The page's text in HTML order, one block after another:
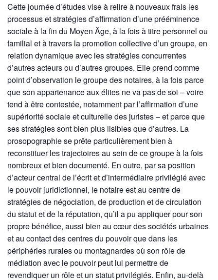
Cette journée d’études vise à relire à nouveaux frais les
processus et stratégies d’affirmation d’une prééminence
sociale à la fin du Moyen Âge, à la fois à titre personnel ou
familial et à travers la promotion collective d’un groupe, en
relation dynamique avec les stratégies concurrentes
d’autres acteurs ou d’autres groupes. Elle prend comme
point d’observation le groupe des notaires, à la fois parce
que son appartenance aux élites ne va pas de soi – voire
tend à être contestée, notamment par l’affirmation d’une
supériorité sociale et culturelle des juristes – et parce que
ses stratégies sont bien plus lisibles que d’autres. La
prosopographie se prête particulièrement bien à
reconstituer les trajectoires au sein de ce groupe à la fois
nombreux et bien documenté. En outre, par sa position
d’acteur central de l’écrit et d’intermédiaire privilégié avec
le pouvoir juridictionnel, le notaire est au centre de
stratégies de négociation, de production et de circulation
du statut et de la réputation, qu’il a pu appliquer pour son
propre bénéfice, aussi bien au cœur des sociétés urbaines
et au contact des centres du pouvoir que dans les
périphéries rurales ou montagnardes où son rôle de
médiation avec le pouvoir peut lui permettre de
revendiquer un rôle et un statut privilégiés. Enfin, au-delà